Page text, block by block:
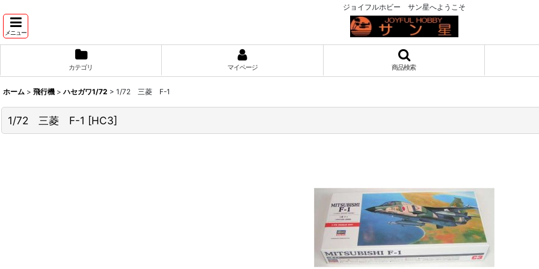
ジョイフルホビー サン星へようこそ
メニュー
カテゴリ マイページ 商品検索
ホーム > 飛行機 > ハセガワ1/72 > 1/72 三菱 F-1
1/72 三菱 F-1 [HC3]